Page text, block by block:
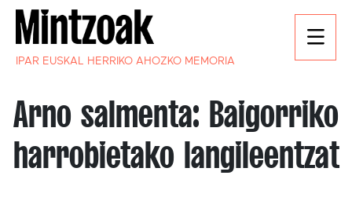
IPAR EUSKAL HERRIKO AHOZKO MEMORIA
Arno salmenta: Baigorriko
harrobietako langileentzat